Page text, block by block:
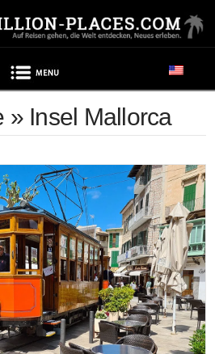
» Insel Mallorca